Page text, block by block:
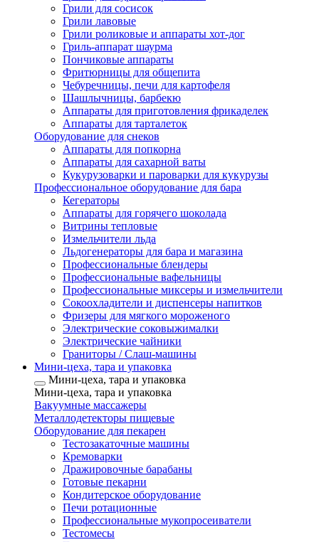
Грили для сосисок
Грили лавовые
Грили роликовые и аппараты хот-дог
Гриль-аппарат шаурма
Пончиковые аппараты
Фритюрницы для общепита
Чебуречницы, печи для картофеля
Шашлычницы, барбекю
Аппараты для приготовления фрикаделек
Аппараты для тарталеток
Оборудование для снеков
Аппараты для попкорна
Аппараты для сахарной ваты
Кукурузоварки и пароварки для кукурузы
Профессиональное оборудование для бара
Кегераторы
Аппараты для горячего шоколада
Витрины тепловые
Измельчители льда
Льдогенераторы для бара и магазина
Профессиональные блендеры
Профессиональные вафельницы
Профессиональные миксеры и измельчители
Сокоохладители и диспенсеры напитков
Фризеры для мягкого мороженого
Электрические соковыжималки
Электрические чайники
Граниторы / Слаш-машины
Мини-цеха, тара и упаковка
Мини-цеха, тара и упаковка
Мини-цеха, тара и упаковка
Вакуумные массажеры
Металлодетекторы пищевые
Оборудование для пекарен
Тестозакаточные машины
Кремоварки
Дражировочные барабаны
Готовые пекарни
Кондитерское оборудование
Печи ротационные
Профессиональные мукопросеиватели
Тестомесы